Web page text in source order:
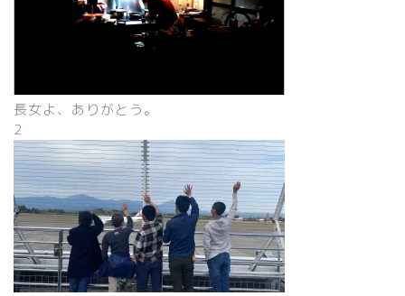
長女よ、ありがとう。
2